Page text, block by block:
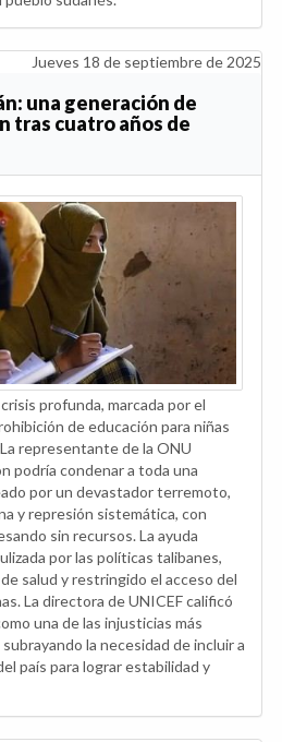
Jueves 18 de septiembre de 2025
una generación de
tras cuatro años de
profunda, marcada por el
de educación para niñas
representante de la ONU
podría condenar a toda una
por un devastador terremoto,
y represión sistemática, con
sin recursos. La ayuda
por las políticas talibanes,
salud y restringido el acceso del
La directora de UNICEF calificó
una de las injusticias más
la necesidad de incluir a
país para lograr estabilidad y